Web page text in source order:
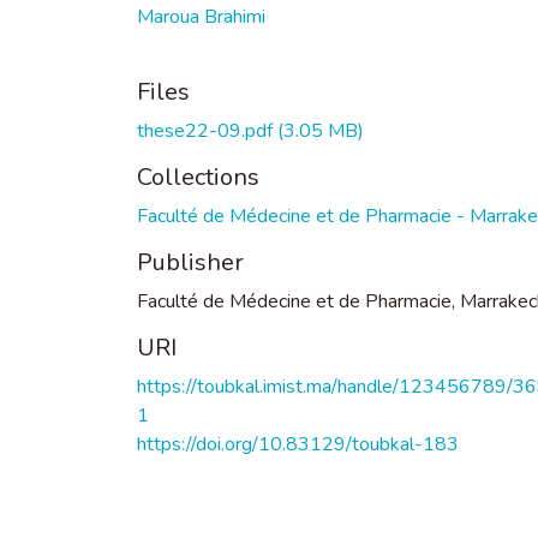
Maroua Brahimi
Files
these22-09.pdf(3.05 MB)
Collections
Faculté de Médecine et de Pharmacie -
Publisher
Faculté de Médecine et de Pharmacie,
URI
https://toubkal.imist.ma/handle/123456789/
1
https://doi.org/10.83129/toubkal-183